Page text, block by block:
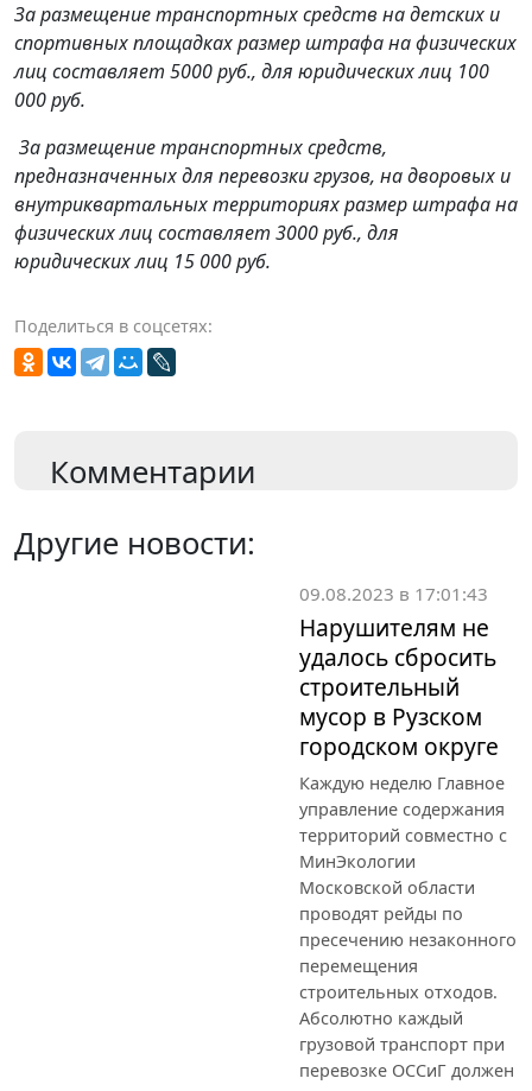
За размещение транспортных средств на детских и
спортивных площадках размер штрафа на физических
лиц составляет 5000 руб., для юридических лиц 100
000 руб.
За размещение транспортных средств,
предназначенных для перевозки грузов, на дворовых и
внутриквартальных территориях размер штрафа на
физических лиц составляет 3000 руб., для
юридических лиц 15 000 руб.
Поделиться в соцсетях:
Комментарии
Другие новости:
09.08.2023 в 17:01:43
Нарушителям не
удалось сбросить
строительный
мусор в Рузском
городском округе
Каждую неделю Главное
управление содержания
территорий совместно с
МинЭкологии
Московской области
проводят рейды по
пресечению незаконного
перемещения
строительных отходов.
Абсолютно каждый
грузовой транспорт при
перевозке ОССиГ должен